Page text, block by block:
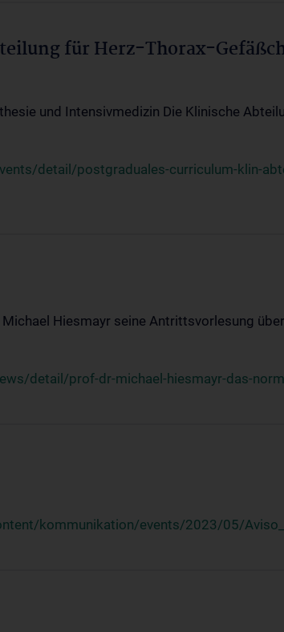
für Herz-Thorax-
und Intensivmedizin Die Klinische
detail/postgraduales-curriculum-klin-
Hiesmayr seine Antrittsvorlesung
detail/prof-dr-michael-hiesmayr-das-
kommunikation/events/2023/05/